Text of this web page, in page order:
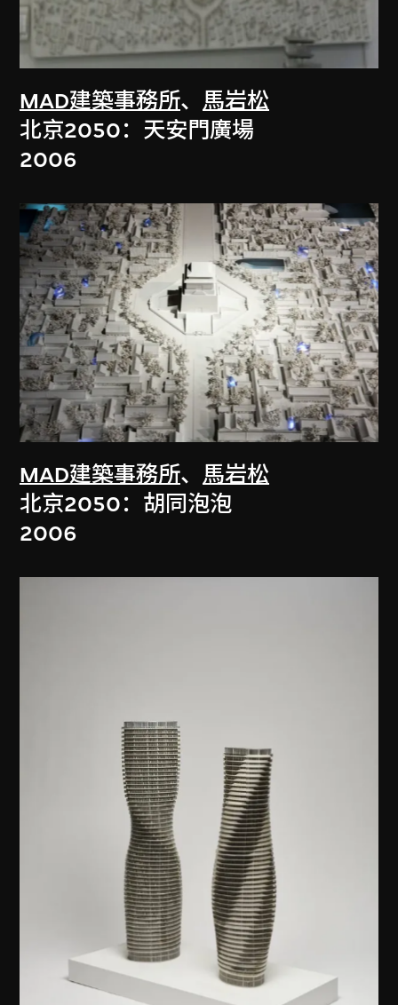
MAD建築事務所、 馬岩松
北京2050：天安門廣場
2006
MAD建築事務所、 馬岩松
北京2050：胡同泡泡
2006